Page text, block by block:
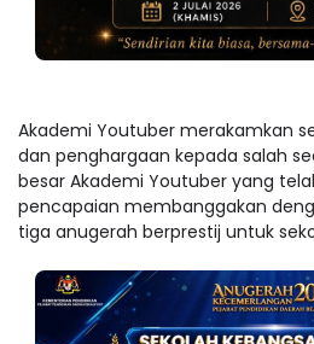
Akademi Youtuber merakamkan
dan penghargaan kepada salah
besar Akademi Youtuber yang
pencapaian membanggakan
tiga anugerah berprestij untuk